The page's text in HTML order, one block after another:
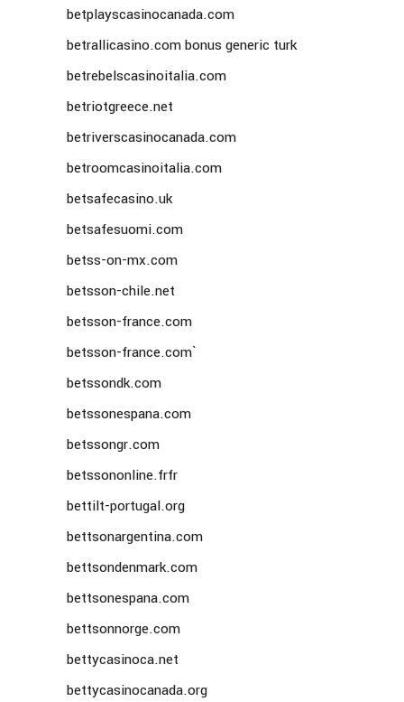
betplayscasinocanada.com
betrallicasino.com bonus generic turk
betrebelscasinoitalia.com
betriotgreece.net
betriverscasinocanada.com
betroomcasinoitalia.com
betsafecasino.uk
betsafesuomi.com
betss-on-mx.com
betsson-chile.net
betsson-france.com
betsson-france.com`
betssondk.com
betssonespana.com
betssongr.com
betssononline.frfr
bettilt-portugal.org
bettsonargentina.com
bettsondenmark.com
bettsonespana.com
bettsonnorge.com
bettycasinoca.net
bettycasinocanada.org